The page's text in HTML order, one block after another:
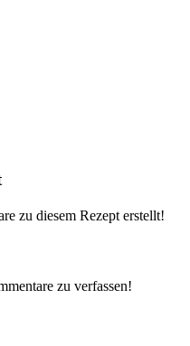
zu diesem Rezept erstellt!
zu verfassen!